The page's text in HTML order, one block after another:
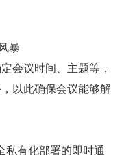
暴
议时间、主题等，
以此确保会议能够解
私有化部署的即时通